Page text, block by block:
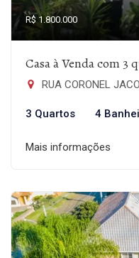
R$ 1.800.000
Casa à Venda com 3
RUA CORONEL JACOB
3 Quartos 4
Mais informações